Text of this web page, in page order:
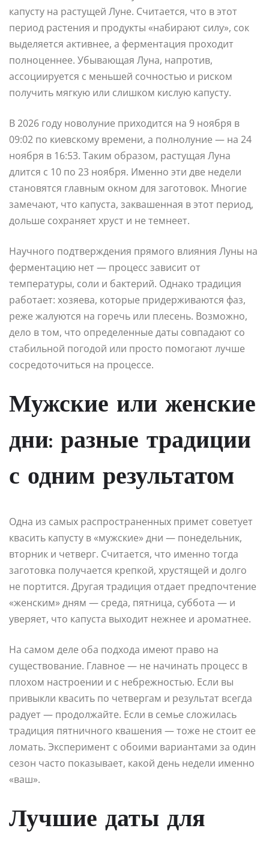
капусту на растущей Луне. Считается, что в этот
период растения и продукты «набирают силу», сок
выделяется активнее, а ферментация проходит
полноценнее. Убывающая Луна, напротив,
ассоциируется с меньшей сочностью и риском
получить мягкую или слишком кислую капусту.
В 2026 году новолуние приходится на 9 ноября в
09:02 по киевскому времени, а полнолуние — на 24
ноября в 16:53. Таким образом, растущая Луна
длится с 10 по 23 ноября. Именно эти две недели
становятся главным окном для заготовок. Многие
замечают, что капуста, заквашенная в этот период,
дольше сохраняет хруст и не темнеет.
Научного подтверждения прямого влияния Луны на
ферментацию нет — процесс зависит от
температуры, соли и бактерий. Однако традиция
работает: хозяева, которые придерживаются фаз,
реже жалуются на горечь или плесень. Возможно,
дело в том, что определенные даты совпадают со
стабильной погодой или просто помогают лучше
сосредоточиться на процессе.
Мужские или женские
дни: разные традиции
с одним результатом
Одна из самых распространенных примет советует
квасить капусту в «мужские» дни — понедельник,
вторник и четверг. Считается, что именно тогда
заготовка получается крепкой, хрустящей и долго
не портится. Другая традиция отдает предпочтение
«женским» дням — среда, пятница, суббота — и
уверяет, что капуста выходит нежнее и ароматнее.
На самом деле оба подхода имеют право на
существование. Главное — не начинать процесс в
плохом настроении и с небрежностью. Если вы
привыкли квасить по четвергам и результат всегда
радует — продолжайте. Если в семье сложилась
традиция пятничного квашения — тоже не стоит ее
ломать. Эксперимент с обоими вариантами за один
сезон часто показывает, какой день недели именно
«ваш».
Лучшие даты для